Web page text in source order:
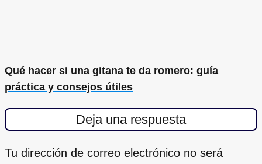
Qué hacer si una gitana te da romero: guía
práctica y consejos útiles
Deja una respuesta
Tu dirección de correo electrónico no será